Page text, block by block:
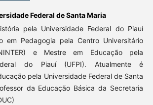
Federal de Santa Maria
pela Universidade Federal do Piauí
em Pedagogia pela Centro Universitário
e Mestre em Educação pela
do Piauí (UFPI). Atualmente é
pela Universidade Federal de Santa
da Educação Básica da Secretaria